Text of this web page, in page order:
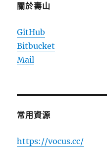
關於壽山
GitHub
Bitbucket
Mail
常用資源
https://vocus.cc/